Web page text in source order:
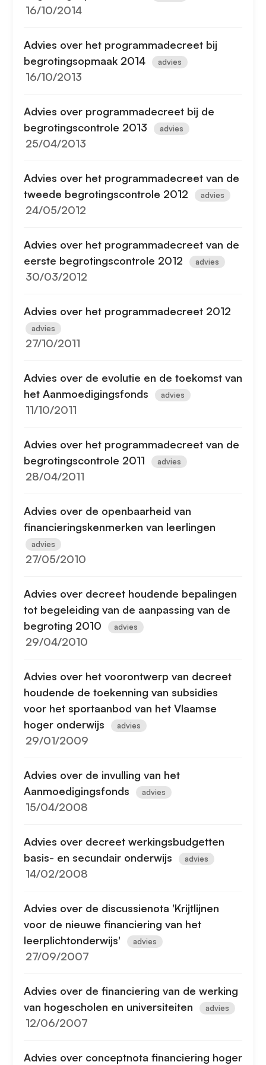
16/10/2014
Advies over het programmadecreet bij
begrotingsopmaak 2014
advies
16/10/2013
Advies over programmadecreet bij de
begrotingscontrole 2013
advies
25/04/2013
Advies over het programmadecreet van de
tweede begrotingscontrole 2012
advies
24/05/2012
Advies over het programmadecreet van de
eerste begrotingscontrole 2012
advies
30/03/2012
Advies over het programmadecreet 2012
advies
27/10/2011
Advies over de evolutie en de toekomst van
het Aanmoedigingsfonds
advies
11/10/2011
Advies over het programmadecreet van de
begrotingscontrole 2011
advies
28/04/2011
Advies over de openbaarheid van
financieringskenmerken van leerlingen
advies
27/05/2010
Advies over decreet houdende bepalingen
tot begeleiding van de aanpassing van de
begroting 2010
advies
29/04/2010
Advies over het voorontwerp van decreet
houdende de toekenning van subsidies
voor het sportaanbod van het Vlaamse
hoger onderwijs
advies
29/01/2009
Advies over de invulling van het
Aanmoedigingsfonds
advies
15/04/2008
Advies over decreet werkingsbudgetten
basis- en secundair onderwijs
advies
14/02/2008
Advies over de discussienota 'Krijtlijnen
voor de nieuwe financiering van het
leerplichtonderwijs'
advies
27/09/2007
Advies over de financiering van de werking
van hogescholen en universiteiten
advies
12/06/2007
Advies over conceptnota financiering hoger